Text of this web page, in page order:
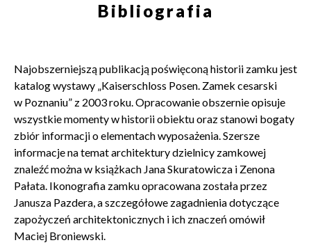
Bibliografia
Najobszerniejszą publikacją poświęconą historii zamku jest
katalog wystawy „Kaiserschloss Posen. Zamek cesarski
w Poznaniu” z 2003 roku. Opracowanie obszernie opisuje
wszystkie momenty w historii obiektu oraz stanowi bogaty
zbiór informacji o elementach wyposażenia. Szersze
informacje na temat architektury dzielnicy zamkowej
znaleźć można w książkach Jana Skuratowicza i Zenona
Pałata. Ikonografia zamku opracowana została przez
Janusza Pazdera, a szczegółowe zagadnienia dotyczące
zapożyczeń architektonicznych i ich znaczeń omówił
Maciej Broniewski.